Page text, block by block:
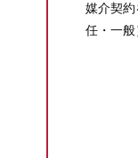
媒介契
任・一般